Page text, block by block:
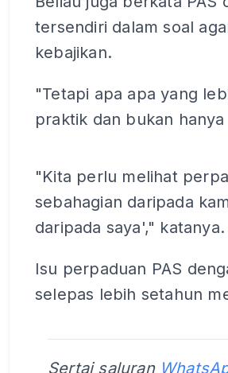
tersendiri dalam soal
kebajikan.
"Tetapi apa apa yang
praktik dan bukan
"Kita perlu melihat
sebahagian daripada
daripada saya'," katanya.
Isu perpaduan PAS
selepas lebih setahun
Sertai saluran